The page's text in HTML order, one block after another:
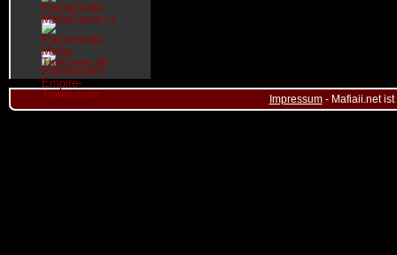
Impressum- Mafiaii.net ist